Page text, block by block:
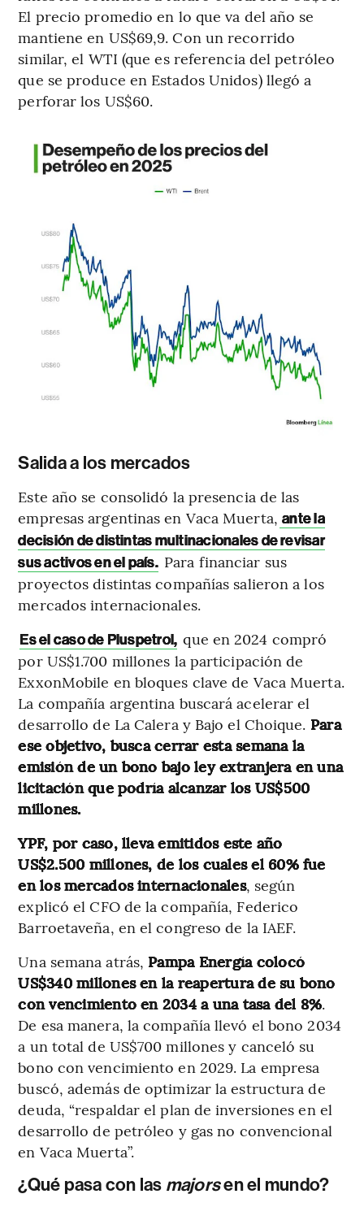
El precio promedio en lo que va del año se
mantiene en US$69,9. Con un recorrido
similar, el WTI (que es referencia del petróleo
que se produce en Estados Unidos) llegó a
perforar los US$60.
Salida a los mercados
Este año se consolidó la presencia de las
empresas argentinas en Vaca Muerta, ante la
decisión de distintas multinacionales de revisar
sus activos en el país. Para financiar sus
proyectos distintas compañías salieron a los
mercados internacionales.
Es el caso de Pluspetrol, que en 2024 compró
por US$1.700 millones la participación de
ExxonMobile en bloques clave de Vaca Muerta.
La compañía argentina buscará acelerar el
desarrollo de La Calera y Bajo el Choique. Para
ese objetivo, busca cerrar esta semana la
emisión de un bono bajo ley extranjera en una
licitación que podría alcanzar los US$500
millones.
YPF, por caso, lleva emitidos este año
US$2.500 millones, de los cuales el 60% fue
en los mercados internacionales, según
explicó el CFO de la compañía, Federico
Barroetaveña, en el congreso de la IAEF.
Una semana atrás, Pampa Energía colocó
US$340 millones en la reapertura de su bono
con vencimiento en 2034 a una tasa del 8%.
De esa manera, la compañía llevó el bono 2034
a un total de US$700 millones y canceló su
bono con vencimiento en 2029. La empresa
buscó, además de optimizar la estructura de
deuda, “respaldar el plan de inversiones en el
desarrollo de petróleo y gas no convencional
en Vaca Muerta”.
¿Qué pasa con las majorsen el mundo?